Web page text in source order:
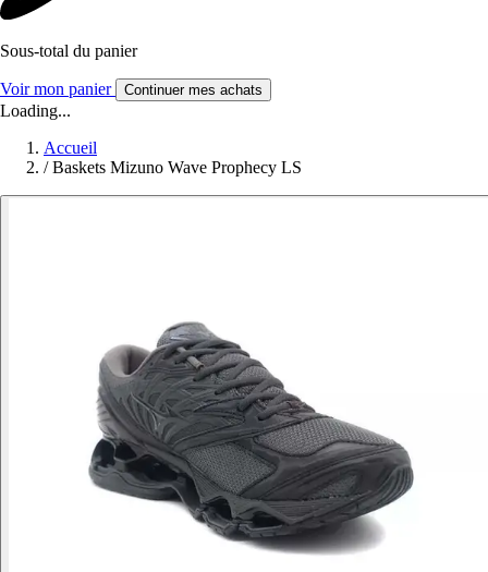
Sous-total du panier
Voir mon panier Continuer mes achats
Loading...
Accueil
/ Baskets Mizuno Wave Prophecy LS